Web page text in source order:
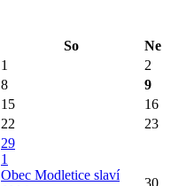
So
Ne
1
2
8
9
15
16
22 23
29
1
Obec Modletice slaví